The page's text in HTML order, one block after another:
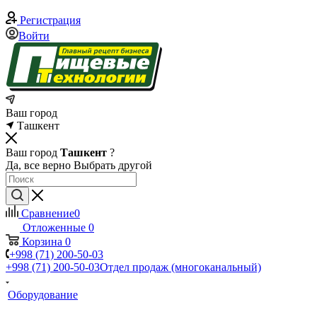
Регистрация
Войти
Ваш город
Ташкент
Ваш город Ташкент ?
Да, все верно Выбрать другой
Сравнение0
Отложенные 0
Корзина 0
+998 (71) 200-50-03
+998 (71) 200-50-03Отдел продаж (многоканальный)
Оборудование